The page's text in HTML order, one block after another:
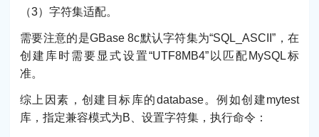
（3）字符集适配。
需要注意的是GBase 8c默认字符集为“SQL_ASCII”，在
创建库时需要显式设置“UTF8MB4”以匹配MySQL标
准。
综上因素，创建目标库的database。例如创建mytest
库，指定兼容模式为B、设置字符集，执行命令：